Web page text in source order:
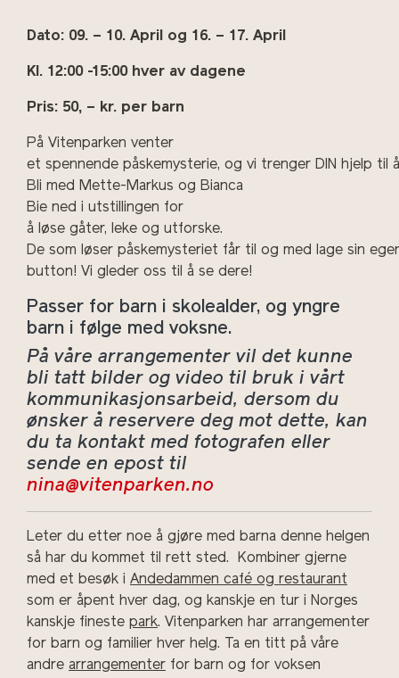
Dato: 09. – 10. April og 16. – 17. April
Kl. 12:00 -15:00 hver av dagene
Pris: 50, – kr. per barn
På Vitenparken venter
et spennende påskemysterie, og vi trenger DIN hjelp til
Bli med Mette-Markus og Bianca
Bie ned i utstillingen for
å løse gåter, leke og utforske.
De som løser påskemysteriet får til og med lage sin
button! Vi gleder oss til å se dere!
Passer for barn i skolealder, og yngre
barn i følge med voksne.
På våre arrangementer vil det kunne
bli tatt bilder og video til bruk i vårt
kommunikasjonsarbeid, dersom du
ønsker å reservere deg mot dette, kan
du ta kontakt med fotografen eller
sende en epost til
nina@vitenparken.no
Leter du etter noe å gjøre med barna denne helgen
så har du kommet til rett sted. Kombiner gjerne
med et besøk i Andedammen café og restaurant
som er åpent hver dag, og kanskje en tur i Norges
kanskje fineste park. Vitenparken har arrangementer
for barn og familier hver helg. Ta en titt på våre
andre arrangementer for barn og for voksen